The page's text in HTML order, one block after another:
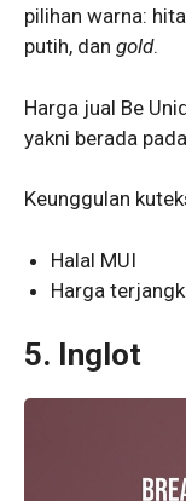
pilihan warna:
putih, dan gold.
Harga jual Be
yakni berada
Keunggulan
Halal MUI
Harga
5. Inglot